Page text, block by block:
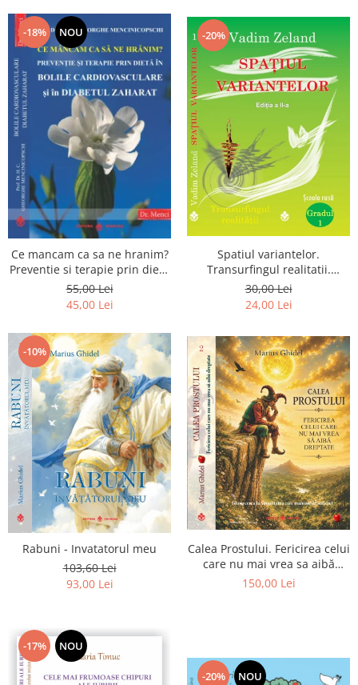
-18% NOU
Ce mancam ca sa ne hranim?
Preventie si terapie prin dieta
in bolile cardiovasculare si in
diabetul zaharat
55,00 Lei
45,00 Lei
-20%
Spatiul variantelor.
Transurfingul realitatii.
Gradul 1. Cum sa ne
dezvoltam intuitia si sa ne
alegem soarta
30,00 Lei
24,00 Lei
-10%
Rabuni - Invatatorul meu
103,60 Lei
93,00 Lei
Calea Prostului. Fericirea celui
care nu mai vrea sa aibă
dreptate - Intoarcerea la
150,00 Lei
-17% NOU
-20% NOU